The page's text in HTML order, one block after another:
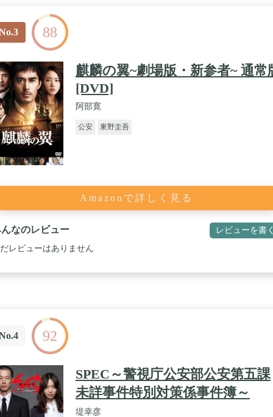
88
麒麟の翼~劇場版・新参者~ 通常
[DVD]
阿部寛
公安 東野圭吾
Amazonで詳しく見る
なのレビュー レビューを書
レビューはありません
92
SPEC～警視庁公安部公安第五課
未詳事件特別対策係事件簿～
堤幸彦